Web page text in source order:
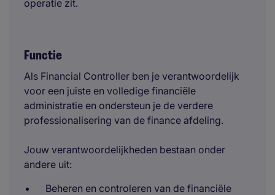
operatie zit.
Functie
Als Financial Controller ben je verantwoordelijk
voor een juiste en volledige financiële
administratie en ondersteun je de verdere
professionalisering van de finance afdeling.
Jouw verantwoordelijkheden bestaan onder
andere uit:
Beheren en controleren van de financiële